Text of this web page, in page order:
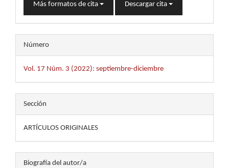
Más formatos de cita Descargar cita
Número
Vol. 17 Núm. 3 (2022): septiembre-diciembre
Sección
ARTÍCULOS ORIGINALES
Biografía del autor/a